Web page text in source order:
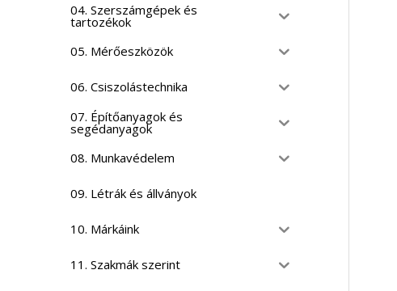
04. Szerszámgépek és
tartozékok
05. Mérőeszközök
06. Csiszolástechnika
07. Építőanyagok és
segédanyagok
08. Munkavédelem
09. Létrák és állványok
10. Márkáink
11. Szakmák szerint